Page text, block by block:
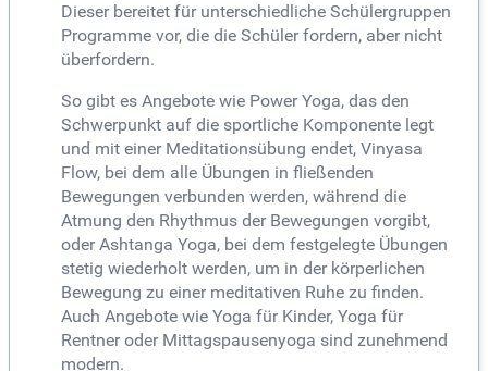
Dieser bereitet für unterschiedliche Schülergruppen
Programme vor, die die Schüler fordern, aber nicht
überfordern.
So gibt es Angebote wie Power Yoga, das den
Schwerpunkt auf die sportliche Komponente legt
und mit einer Meditationsübung endet, Vinyasa
Flow, bei dem alle Übungen in fließenden
Bewegungen verbunden werden, während die
Atmung den Rhythmus der Bewegungen vorgibt,
oder Ashtanga Yoga, bei dem festgelegte Übungen
stetig wiederholt werden, um in der körperlichen
Bewegung zu einer meditativen Ruhe zu finden.
Auch Angebote wie Yoga für Kinder, Yoga für
Rentner oder Mittagspausenyoga sind zunehmend
modern.